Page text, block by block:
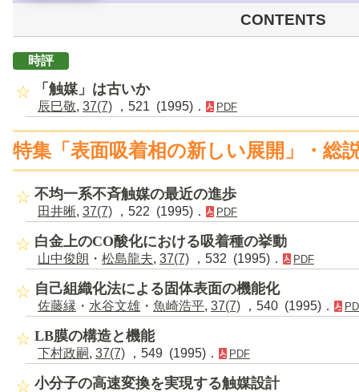
CONTENTS
時評
「触媒」は古いか
辰巳敬, 37(7) ，521 (1995)． PDF
特集「表面吸着相の新しい展開」・総
不均一系不斉触媒の最近の進歩
田井晰, 37(7) ，522 (1995)． PDF
白金上のCO酸化における吸着種の挙動
山中俊朗 ・ 松島龍夫, 37(7) ，532 (1995)． PDF
自己組織化法による固体表面の機能化
佐藤縁 ・ 水谷文雄 ・ 魚崎浩平, 37(7) ，540 (1995)．
LB膜の構造と機能
下村政嗣, 37(7) ，549 (1995)． PDF
小分子の高速変換を実現する触媒設計